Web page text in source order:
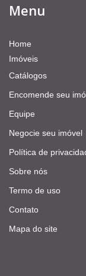
Menu
Home
Imóveis
Catálogos
Encomende seu
Equipe
Negocie seu imóvel
Política de
Sobre nós
Termo de uso
Contato
Mapa do site